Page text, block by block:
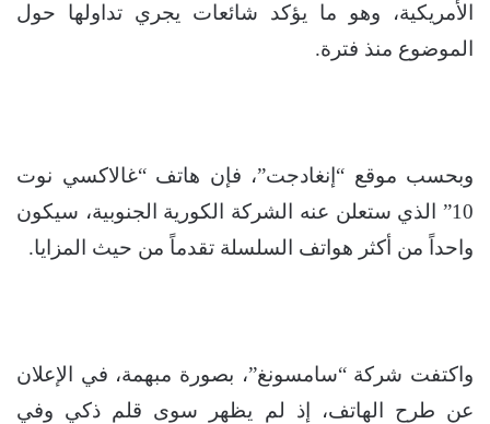
الأمريكية، وهو ما يؤكد شائعات يجري تداولها حول
الموضوع منذ فترة.
وبحسب موقع “إنغادجت”، فإن هاتف “غالاكسي نوت
10” الذي ستعلن عنه الشركة الكورية الجنوبية، سيكون
واحداً من أكثر هواتف السلسلة تقدماً من حيث المزايا.
واكتفت شركة “سامسونغ”، بصورة مبهمة، في الإعلان
عن طرح الهاتف، إذ لم يظهر سوى قلم ذكي وفي